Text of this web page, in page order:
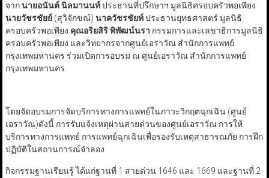
จากนายอนันต์ นิลมานนท์ประธานที่ปรึกษาฯ มูลนิธิครอบครัวพอเพียง
นายวัชรชัยย์(สุวิจักขณ์) นาควัชรชัยท์ประธานยุทธศาสตร์ มูลนิธิ
ครอบครัวพอเพียง คุณอริยสิริ พิพัฒน์นรา กรรมการและเลขาธิการมูลนิธิ
ครอบครัวพอเพียง และวิทยากรจากศูนย์เอราวัณ สำนักการแพทย์
กรุงเทพมหานคร ร่วมเปิดการอบรม ณ ศูนย์เอราวัณ สำนักการแพทย์
กรุงเทพมหานคร
โดยจัดอบรมการจัดบริการทางการแพทย์ในภาวะวิกฤตฉุกเฉิน (ศูนย์
เอราวัณ)ดังนี้ การรับแจ้งเหตุผ่านสายด่วนของศูนย์เอราวัณ การให้
บริการทางการแพทย์ การแพทย์ฉุกเฉินเพื่อรองรับเหตุสาธารณภัย การฝึก
ปฏิบัติในสถานการณ์จำลอง
กิจกรรมฐานเรียนรู้ ได้แก่ฐานที่ 1 สายด่วน 1646 และ 1669 และฐานที่ 2